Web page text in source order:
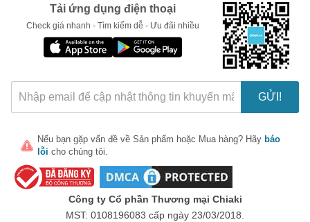
Tải ứng dụng điện thoại
Check giá nhanh - Tìm kiếm dễ - Ưu đãi nhiều
GỬI!
Nếu bạn gặp vấn đề về Sản phẩm hoặc Mua hàng? Hãy báo
lỗi cho chúng tôi.
Công ty Cổ phần Thương mại Chiaki
MST: 0108196083 cấp ngày 23/03/2018.
🎁 Đừng Bỏ Lỡ! 🎁
Mã Giảm Giá Dành Riêng Cho Bạn
Giảm ngay-cho bất kỳ đơn hàng nào.
XXX-XXXX
Số lần áp dụng: 1lần
Áp dụng cho đơn hàng từ:0
Chỉ áp dụng cho gian hàng:
Ngày hết hạn: